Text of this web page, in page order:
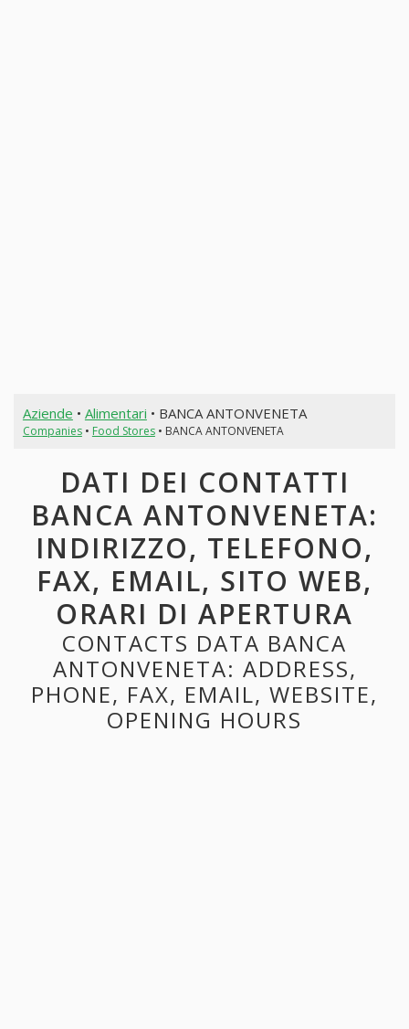
Aziende • Alimentari • BANCA ANTONVENETA
Companies• Food Stores• BANCA ANTONVENETA
DATI DEI CONTATTI
BANCA ANTONVENETA:
INDIRIZZO, TELEFONO,
FAX, EMAIL, SITO WEB,
ORARI DI APERTURA
CONTACTS DATA BANCA
ANTONVENETA: ADDRESS,
PHONE, FAX, EMAIL, WEBSITE,
OPENING HOURS